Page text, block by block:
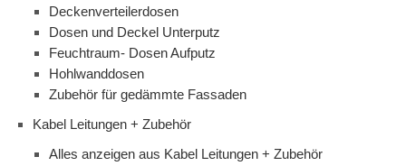
Deckenverteilerdosen
Dosen und Deckel Unterputz
Feuchtraum- Dosen Aufputz
Hohlwanddosen
Zubehör für gedämmte Fassaden
Kabel Leitungen + Zubehör
Alles anzeigen aus Kabel Leitungen + Zubehör